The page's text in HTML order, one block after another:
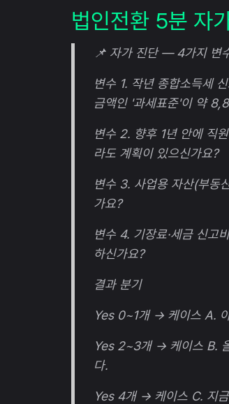
법인전환 5분 자
📌 자가 진단 — 4가지 변
변수 1. 작년 종합소득세
금액인 '과세표준'이 약
변수 2. 향후 1년 안에 직
라도 계획이 있으신가요?
변수 3. 사업용 자산(부동
가요?
변수 4. 기장료·세금 신고
하신가요?
결과 분기
Yes 0~1개 → 케이스 A.
Yes 2~3개 → 케이스 B.
다.
Yes 4개 → 케이스 C. 지